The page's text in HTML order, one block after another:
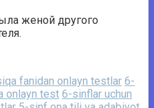
женой другого
fanidan onlayn testlar 6-
onlayn test 6-sinflar uchun